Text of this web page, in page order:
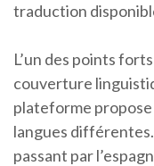
traduction
L’un des points
couverture
plateforme
langues différentes.
passant par